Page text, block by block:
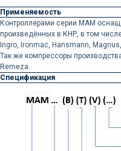
Применяемость
Контроллерами серии MAM
произведённых в КНР, в том
Ingro, Ironmac, Hansmann,
Так же компрессоры
Remeza.
Спецификация